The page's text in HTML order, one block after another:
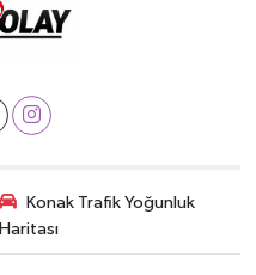
Konak Trafik Yoğunluk
Haritası